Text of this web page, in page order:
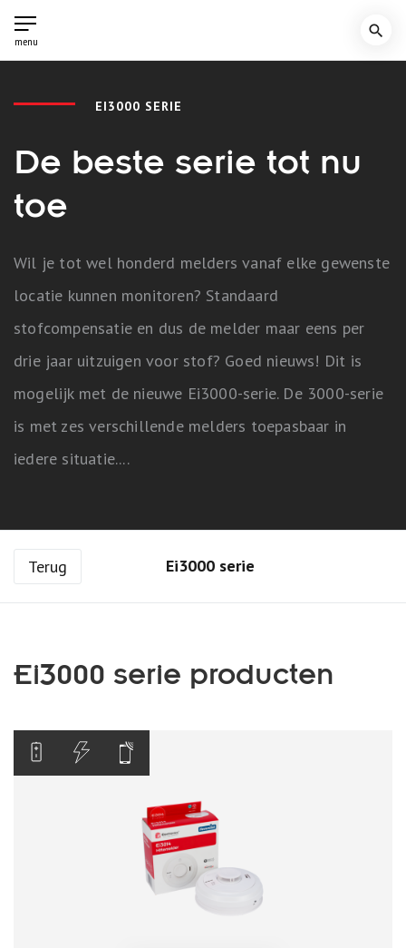
menu
search
EI3000 SERIE
De beste serie tot nu
toe
Wil je tot wel honderd melders vanaf elke gewenste
locatie kunnen monitoren? Standaard
stofcompensatie en dus de melder maar eens per
drie jaar uitzuigen voor stof? Goed nieuws! Dit is
mogelijk met de nieuwe Ei3000-serie. De 3000-serie
is met zes verschillende melders toepasbaar in
iedere situatie....
Terug Ei3000 serie
Ei3000 serie producten